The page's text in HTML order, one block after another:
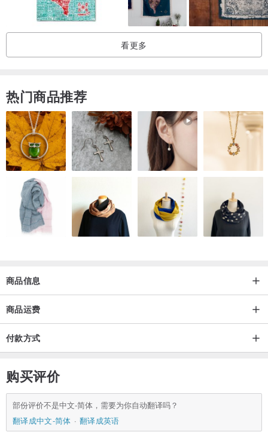
看更多
热门商品推荐
商品信息
商品运费
付款方式
购买评价
部份评价不是中文-简体，需要为你自动翻译吗？
翻译成中文-简体
翻译成英语